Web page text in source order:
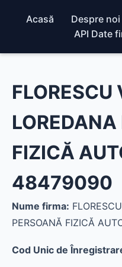
Acasă Despre noi
API Date
FLORESCU
FIZICĂ
48479090
Nume firma:
PERSOANĂ FIZICĂ
Cod Unic de